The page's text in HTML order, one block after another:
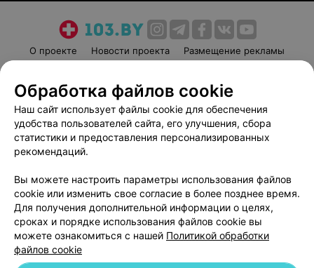
О проекте Новости проекта
Размещение рекламы
Пользовательское соглашение
Способы оплаты
Вакансии
Партнеры
Написать руководителю 103.by
Обработка персональных данных
Обработка файлов cookie
Наш сайт использует файлы cookie для обеспечения
удобства пользователей сайта, его улучшения, сбора
статистики и предоставления персонализированных
рекомендаций.
Вы можете настроить параметры использования файлов
cookie или изменить свое согласие в более позднее время.
Для получения дополнительной информации о целях,
сроках и порядке использования файлов cookie вы
можете ознакомиться с нашей Политикой обработки
файлов cookie